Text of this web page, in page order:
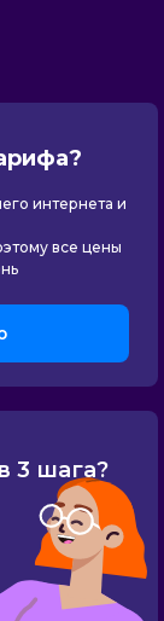
интернета и
все цены
3 шага?